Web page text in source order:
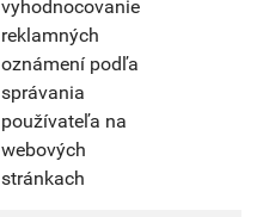
vyhodnocovanie
reklamných
oznámení podľa
správania
používateľa na
webových
stránkach